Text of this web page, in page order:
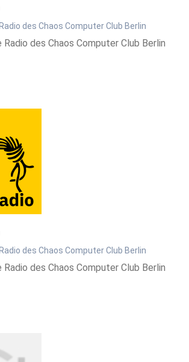
des Chaos Computer Club Berlin
Radio des Chaos Computer Club Berlin
des Chaos Computer Club Berlin
Radio des Chaos Computer Club Berlin